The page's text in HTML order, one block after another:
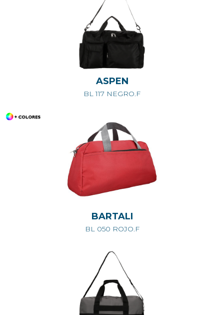
ASPEN
BL 117 NEGRO.F
BARTALI
BL 050 ROJO.F